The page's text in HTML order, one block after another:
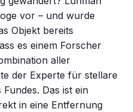
vor – und wurde
Objekt bereits
es einem Forscher
aller
der Experte für stellare
Das ist ein
in eine Entfernung